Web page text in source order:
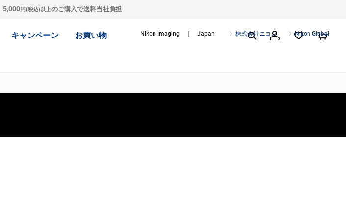
5,000円(税込)以上のご購入で送料当社負担
キャンペーン お買い物 Nikon Imaging ｜ Japan 株式会社ニコン Nikon Global